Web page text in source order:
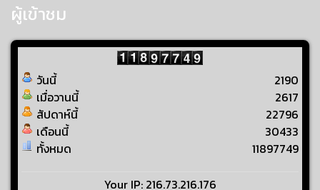
ผู้เข้าชม
วันนี้
เมื่อวานนี้
สัปดาห์นี้
เดือนนี้
ทั้งหมด
2190
2617
22796
30433
11897749
Your IP: 216.73.216.176